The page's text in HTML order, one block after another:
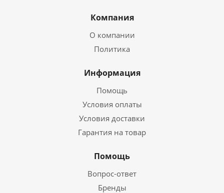
Компания
О компании
Политика
Информация
Помощь
Условия оплаты
Условия доставки
Гарантия на товар
Помощь
Вопрос-ответ
Бренды